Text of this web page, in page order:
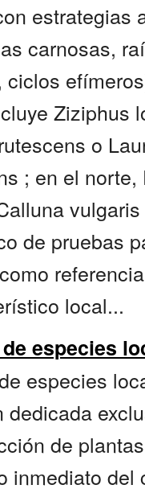
estrategias
carnosas,
ciclos
Ziziphus
o
; en el norte,
de pruebas
local...
especies
especies
dedicada
de
inmediato del